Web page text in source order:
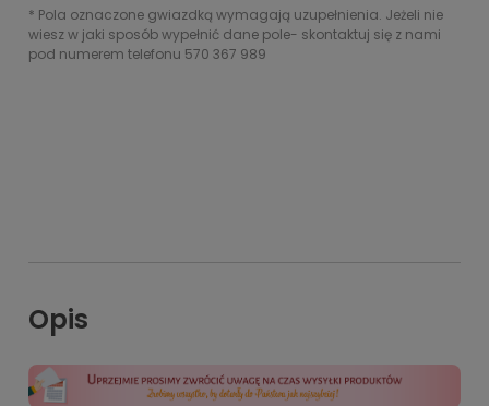
* Pola oznaczone gwiazdką wymagają uzupełnienia. Jeżeli nie
wiesz w jaki sposób wypełnić dane pole- skontaktuj się z nami
pod numerem telefonu 570 367 989
Opis